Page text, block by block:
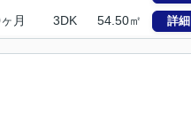
月 3DK 54.50㎡ 詳